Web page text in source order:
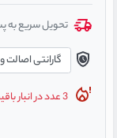
تحویل سریع به
3 عدد در انبار باقیست - پیش از اتمام بخرید